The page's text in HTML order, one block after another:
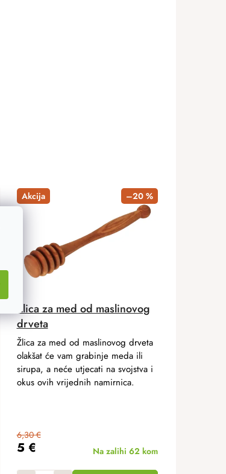
Akcija –20 %
Žlica za med od maslinovog
drveta
5 €
6,30 €
Na zalihi 62 kom
Žlica za med od maslinovog drveta
olakšat će vam grabinje meda ili
sirupa, a neće utjecati na svojstva i
okus ovih vrijednih namirnica.